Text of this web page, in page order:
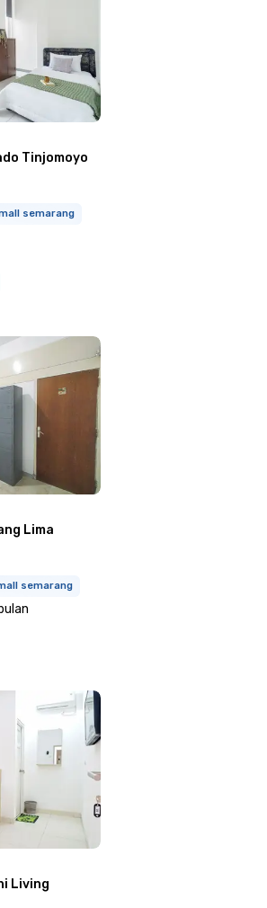
Tinjomoyo
semarang
Lima
semarang
bulan
Living